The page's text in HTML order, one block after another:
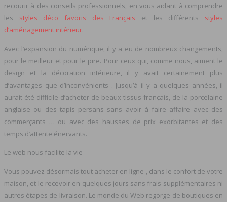
recourir à des conseils professionnels, en vous aidant à comprendre
les styles déco favoris des Français et les différents styles
d’aménagement intérieur.
Avec l’expansion du numérique, il y a eu de nombreux changements,
pour le meilleur et pour le pire. Pour ceux qui, comme nous, aiment le
design et la décoration intérieure, il y avait certainement plus
d’avantages que d’inconvénients . Jusqu’à il y a quelques années, il
aurait été difficile d’acheter de beaux tissus français, de la porcelaine
anglaise ou des tapis persans sans avoir à faire affaire avec des
commerçants … ou avec des hausses de prix exorbitantes et des
temps d’attente énervants.
Le web nous facilite la vie
Vous pouvez désormais tout acheter en ligne , dans le confort de votre
maison, et le recevoir en quelques jours sans frais supplémentaires ni
autres étapes de livraison. Le monde du Web regorge de boutiques en